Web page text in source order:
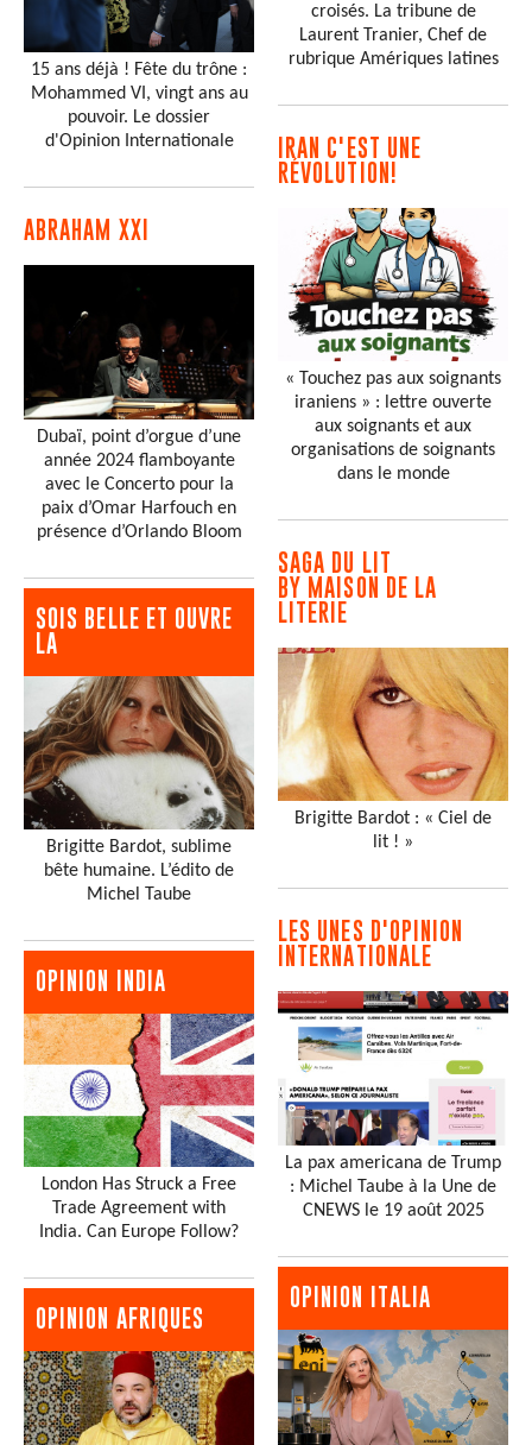
15 ans déjà ! Fête du trône :
Mohammed VI, vingt ans au
pouvoir. Le dossier
d'Opinion Internationale
ABRAHAM XXI
Dubaï, point d’orgue d’une
année 2024 flamboyante
avec le Concerto pour la
paix d’Omar Harfouch en
présence d’Orlando Bloom
SOIS BELLE ET OUVRE
LA
Brigitte Bardot, sublime
bête humaine. L’édito de
Michel Taube
OPINION INDIA
London Has Struck a Free
Trade Agreement with
India. Can Europe Follow?
OPINION AFRIQUES
croisés. La tribune de
Laurent Tranier, Chef de
rubrique Amériques latines
IRAN C'EST UNE
RÉVOLUTION!
« Touchez pas aux soignants
iraniens » : lettre ouverte
aux soignants et aux
organisations de soignants
dans le monde
SAGA DU LIT
BY MAISON DE LA
LITERIE
Brigitte Bardot : « Ciel de
lit ! »
LES UNES D'OPINION
INTERNATIONALE
La pax americana de Trump
: Michel Taube à la Une de
CNEWS le 19 août 2025
OPINION ITALIA